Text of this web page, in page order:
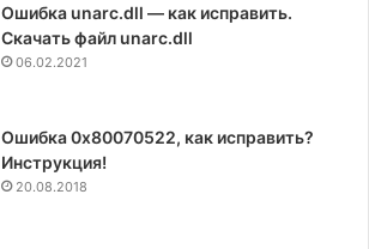
Ошибка unarc.dll — как исправить.
Скачать файл unarc.dll
06.02.2021
Ошибка 0x80070522, как исправить?
Инструкция!
20.08.2018